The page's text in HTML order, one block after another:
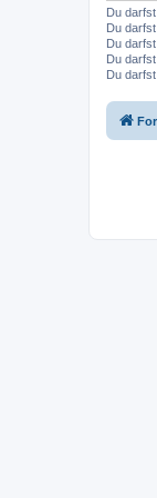
Du darfst
Du darfst
Du
Du
Du darfst